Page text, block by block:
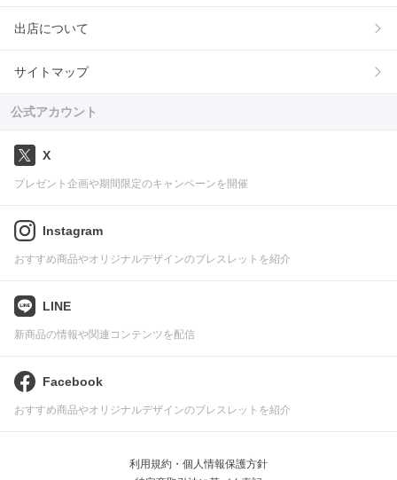
出店について
サイトマップ
公式アカウント
X
プレゼント企画や期間限定のキャンペーンを開催
Instagram
おすすめ商品やオリジナルデザインのブレスレットを紹介
LINE
新商品の情報や関連コンテンツを配信
Facebook
おすすめ商品やオリジナルデザインのブレスレットを紹介
利用規約・個人情報保護方針